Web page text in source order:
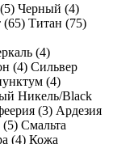
5) Черный (4)
(65) Титан (75)
(4)
(4) Сильвер
(4)
Никель/Black
(3) Ардезия
(5) Смальта
(4) Кожа